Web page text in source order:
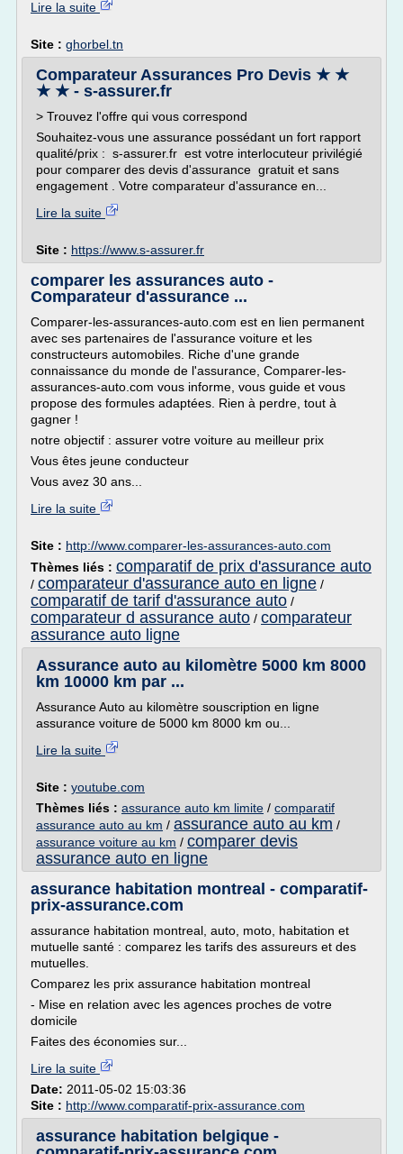
Lire la suite
Site : ghorbel.tn
Comparateur Assurances Pro Devis ★ ★
★ ★ - s-assurer.fr
> Trouvez l'offre qui vous correspond
Souhaitez-vous une assurance possédant un fort rapport
qualité/prix : s-assurer.fr est votre interlocuteur privilégié
pour comparer des devis d'assurance gratuit et sans
engagement . Votre comparateur d'assurance en...
Lire la suite
Site : https://www.s-assurer.fr
comparer les assurances auto -
Comparateur d'assurance ...
Comparer-les-assurances-auto.com est en lien permanent
avec ses partenaires de l'assurance voiture et les
constructeurs automobiles. Riche d'une grande
connaissance du monde de l'assurance, Comparer-les-
assurances-auto.com vous informe, vous guide et vous
propose des formules adaptées. Rien à perdre, tout à
gagner !
notre objectif : assurer votre voiture au meilleur prix
Vous êtes jeune conducteur
Vous avez 30 ans...
Lire la suite
Site : http://www.comparer-les-assurances-auto.com
Thèmes liés : comparatif de prix d'assurance auto
/ comparateur d'assurance auto en ligne /
comparatif de tarif d'assurance auto /
comparateur d assurance auto / comparateur
assurance auto ligne
Assurance auto au kilomètre 5000 km 8000
km 10000 km par ...
Assurance Auto au kilomètre souscription en ligne
assurance voiture de 5000 km 8000 km ou...
Lire la suite
Site : youtube.com
Thèmes liés : assurance auto km limite / comparatif
assurance auto au km / assurance auto au km /
assurance voiture au km / comparer devis
assurance auto en ligne
assurance habitation montreal - comparatif-
prix-assurance.com
assurance habitation montreal, auto, moto, habitation et
mutuelle santé : comparez les tarifs des assureurs et des
mutuelles.
Comparez les prix assurance habitation montreal
- Mise en relation avec les agences proches de votre
domicile
Faites des économies sur...
Lire la suite
Date: 2011-05-02 15:03:36
Site : http://www.comparatif-prix-assurance.com
assurance habitation belgique -